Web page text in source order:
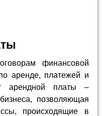
финансовой
аренде, платежей и
арендной платы –
позволяющая
происходящие в